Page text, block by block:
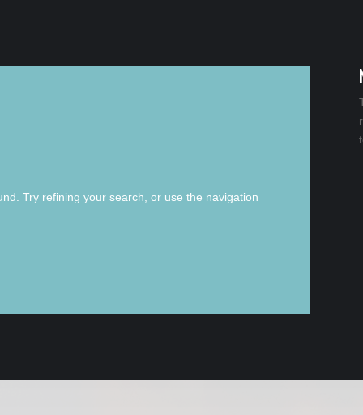
Try refining your search, or use the navigation